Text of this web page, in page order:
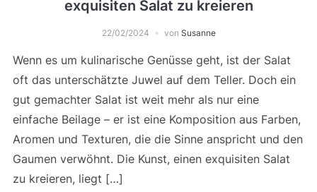
exquisiten Salat zu kreieren
22/02/2024 von Susanne
Wenn es um kulinarische Genüsse geht, ist der Salat
oft das unterschätzte Juwel auf dem Teller. Doch ein
gut gemachter Salat ist weit mehr als nur eine
einfache Beilage – er ist eine Komposition aus Farben,
Aromen und Texturen, die die Sinne anspricht und den
Gaumen verwöhnt. Die Kunst, einen exquisiten Salat
zu kreieren, liegt […]